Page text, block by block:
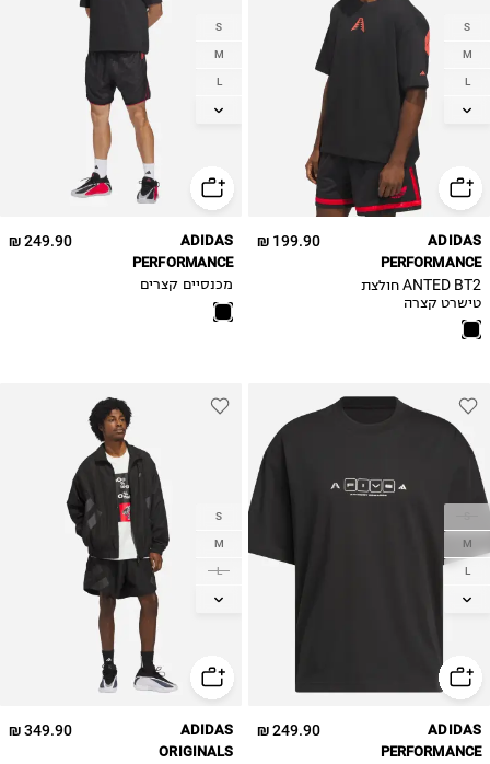
S
M
L
XL
199.90 ₪
ADIDAS
PERFORMANCE
ANTED BT2 חולצת
טישרט קצרה
S
M
L
XL
249.90 ₪
ADIDAS
PERFORMANCE
מכנסיים קצרים
M
L
XL
249.90 ₪
ADIDAS
PERFORMANCE
S
M
L
XL
349.90 ₪
ADIDAS
ORIGINALS